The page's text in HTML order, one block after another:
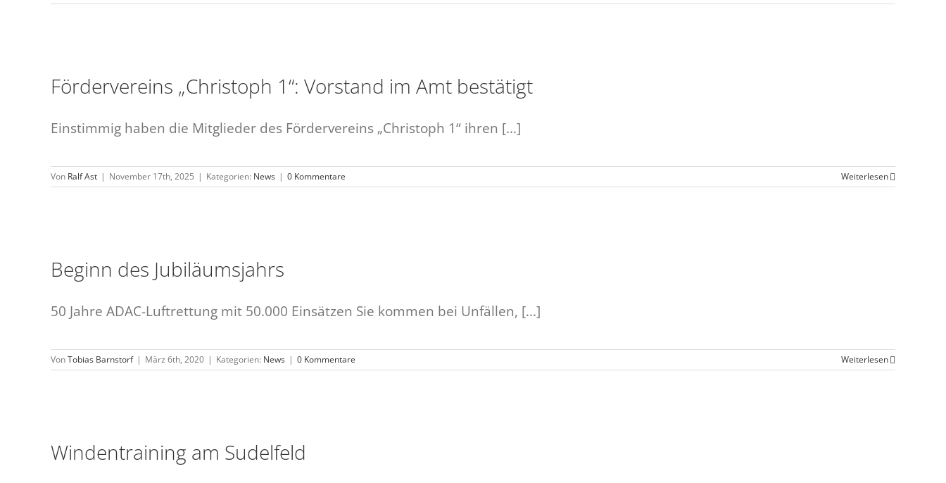
Fördervereins „Christoph 1“: Vorstand im Amt bestätigt
Einstimmig haben die Mitglieder des Fördervereins „Christoph 1“ ihren [...]
Von Ralf Ast | November 17th, 2025 | Kategorien: News | 0 Kommentare Weiterlesen
Beginn des Jubiläumsjahrs
50 Jahre ADAC-Luftrettung mit 50.000 Einsätzen Sie kommen bei Unfällen, [...]
VonTobias Barnstorf | März 6th, 2020 | Kategorien: News | 0 Kommentare Weiterlesen
Windentraining am Sudelfeld